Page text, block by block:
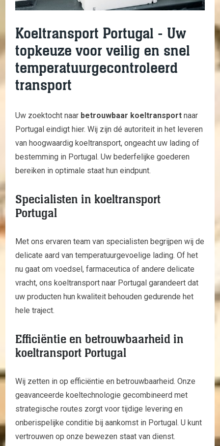
Koeltransport Portugal - Uw
topkeuze voor veilig en snel
temperatuurgecontroleerd
transport
Uw zoektocht naar betrouwbaar koeltransport naar
Portugal eindigt hier. Wij zijn dé autoriteit in het leveren
van hoogwaardig koeltransport, ongeacht uw lading of
bestemming in Portugal. Uw bederfelijke goederen
bereiken in optimale staat hun eindpunt.
Specialisten in koeltransport
Portugal
Met ons ervaren team van specialisten begrijpen wij de
delicate aard van temperatuurgevoelige lading. Of het
nu gaat om voedsel, farmaceutica of andere delicate
vracht, ons koeltransport naar Portugal garandeert dat
uw producten hun kwaliteit behouden gedurende het
hele traject.
Efficiëntie en betrouwbaarheid in
koeltransport Portugal
Wij zetten in op efficiëntie en betrouwbaarheid. Onze
geavanceerde koeltechnologie gecombineerd met
strategische routes zorgt voor tijdige levering en
onberispelijke conditie bij aankomst in Portugal. U kunt
vertrouwen op onze bewezen staat van dienst.